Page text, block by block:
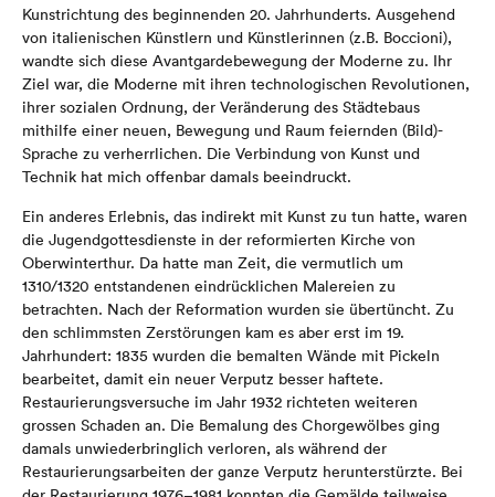
Kunstrichtung des beginnenden 20. Jahrhunderts. Ausgehend
von italienischen Künstlern und Künstlerinnen (z.B. Boccioni),
wandte sich diese Avantgardebewegung der Moderne zu. Ihr
Ziel war, die Moderne mit ihren technologischen Revolutionen,
ihrer sozialen Ordnung, der Veränderung des Städtebaus
mithilfe einer neuen, Bewegung und Raum feiernden (Bild)-
Sprache zu verherrlichen. Die Verbindung von Kunst und
Technik hat mich offenbar damals beeindruckt.
Ein anderes Erlebnis, das indirekt mit Kunst zu tun hatte, waren
die Jugendgottesdienste in der reformierten Kirche von
Oberwinterthur. Da hatte man Zeit, die vermutlich um
1310/1320 entstandenen eindrücklichen Malereien zu
betrachten. Nach der Reformation wurden sie übertüncht. Zu
den schlimmsten Zerstörungen kam es aber erst im 19.
Jahrhundert: 1835 wurden die bemalten Wände mit Pickeln
bearbeitet, damit ein neuer Verputz besser haftete.
Restaurierungsversuche im Jahr 1932 richteten weiteren
grossen Schaden an. Die Bemalung des Chorgewölbes ging
damals unwiederbringlich verloren, als während der
Restaurierungsarbeiten der ganze Verputz herunterstürzte. Bei